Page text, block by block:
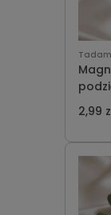
Tadam
2,99